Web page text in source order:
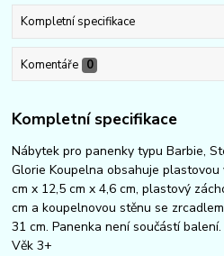
Kompletní specifikace
Komentáře 0
Kompletní specifikace
Nábytek pro panenky typu Barbie,
Glorie Koupelna obsahuje
cm x 12,5 cm x 4,6 cm, plastový
cm a koupelnovou stěnu se
31 cm. Panenka není součástí balení.
Věk 3+